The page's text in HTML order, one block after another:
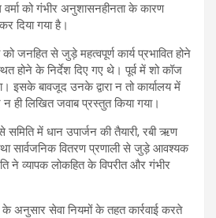
वर्मा को गंभीर अनुशासनहीनता के कारण
दिया गया है।
को जनहित से जुड़े महत्वपूर्ण कार्य प्रभावित होने
होने के निर्देश दिए गए थे। पूर्व में शो कॉज
इसके बावजूद उनके द्वारा न तो कार्यालय में
ही लिखित जवाब प्रस्तुत किया गया।
में धान उपार्जन की तैयारी, रबी ऋण
सार्वजनिक वितरण प्रणाली से जुड़े आवश्यक
ने व्यापक लोकहित के विपरीत और गंभीर
अनुसार सेवा नियमों के तहत कार्रवाई करते